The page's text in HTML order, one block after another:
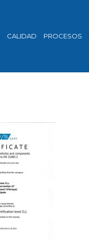
CALIDAD PROCESOS